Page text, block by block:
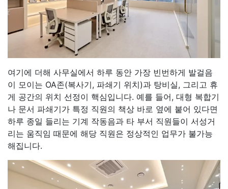
여기에 더해 사무실에서 하루 동안 가장 빈번하게 발걸음
이 모이는 OA존(복사기, 파쇄기 위치)과 탕비실, 그리고 휴
게 공간의 위치 선정이 핵심입니다. 예를 들어, 대형 복합기
나 문서 파쇄기가 특정 직원의 책상 바로 옆에 붙어 있다면
하루 종일 들리는 기계 작동음과 타 부서 직원들이 서성거
리는 움직임 때문에 해당 직원은 정상적인 업무가 불가능
해집니다.